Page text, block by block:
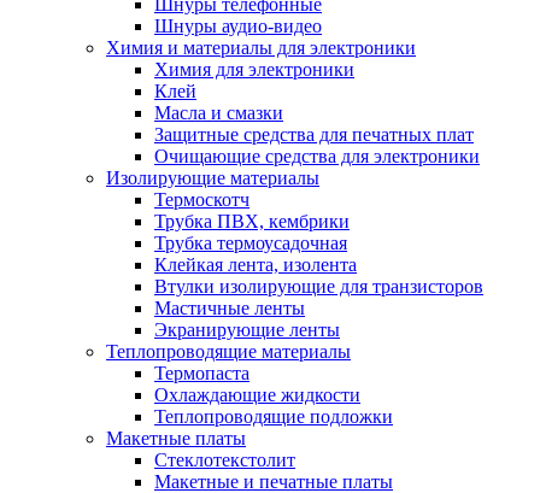
Шнуры аудио-видео
Химия и материалы для электроники
Химия для электроники
Клей
Масла и смазки
Защитные средства для печатных плат
Очищающие средства для электроники
Изолирующие материалы
Термоскотч
Трубка ПВХ, кембрики
Трубка термоусадочная
Клейкая лента, изолента
Втулки изолирующие для транзисторов
Мастичные ленты
Экранирующие ленты
Теплопроводящие материалы
Термопаста
Охлаждающие жидкости
Теплопроводящие подложки
Макетные платы
Стеклотекстолит
Макетные и печатные платы